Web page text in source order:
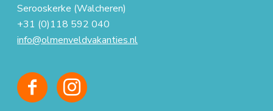
Serooskerke (Walcheren)
+31 (0)118 592 040
info@olmenveldvakanties.nl